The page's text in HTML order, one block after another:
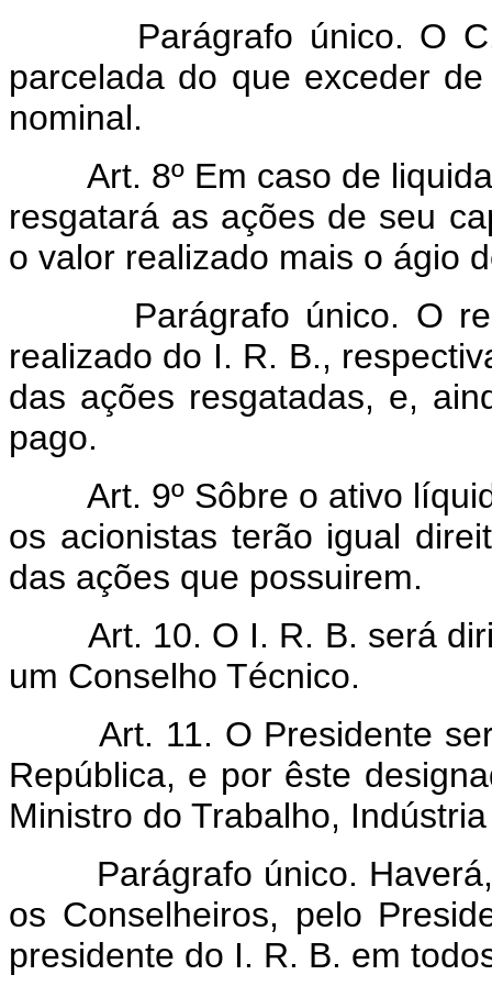
Parágrafo único. O C.
parcelada do que exceder
nominal.
Art. 8º Em caso de
resgatará as ações de seu
o valor realizado mais o ágio
Parágrafo único. O
realizado do I. R. B.,
das ações resgatadas, e,
pago.
Art. 9º Sôbre o ativo
os acionistas terão igual
das ações que possuirem.
Art. 10. O I. R. B. será
um Conselho Técnico.
Art. 11. O Presidente
República, e por êste
Ministro do Trabalho,
Parágrafo único. Haverá,
os Conselheiros, pelo
presidente do I. R. B. em